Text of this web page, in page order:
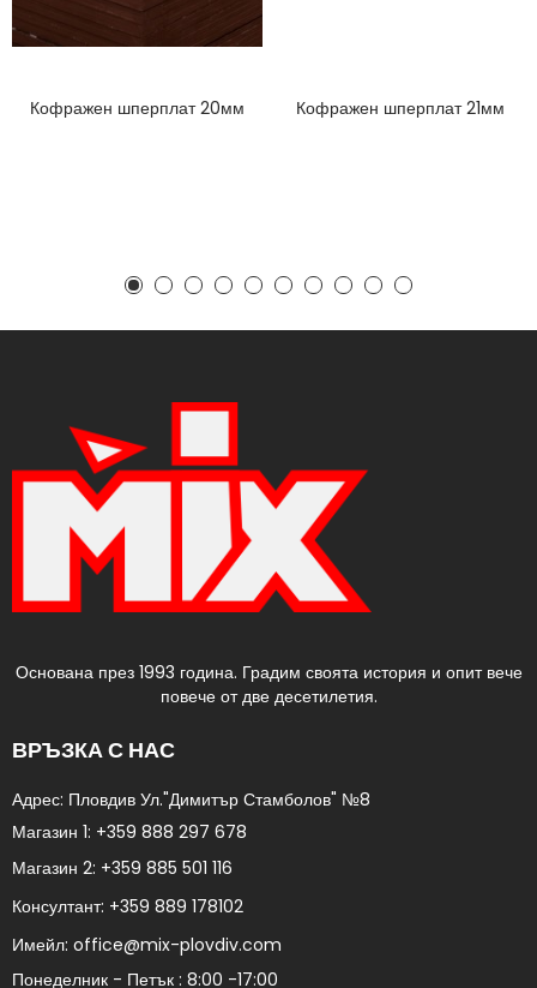
Кофражен шперплат 20мм Кофражен шперплат 21мм
Основана през 1993 година. Градим своята история и опит вече
повече от две десетилетия.
ВРЪЗКА С НАС
Адрес: Пловдив Ул."Димитър Стамболов" №8​
Магазин 1: +359 888 297 678
Магазин 2: +359 885 501 116
Консултант: +359 889 178102​
Имейл: office@mix-plovdiv.com
Понеделник - Петък : 8:00 -17:00